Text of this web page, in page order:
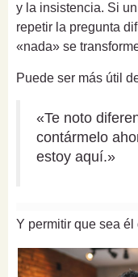
y la insistencia. Si
repetir la pregunta
«nada» se
Puede ser más útil
«Te noto
contármelo
estoy aquí.»
Y permitir que sea